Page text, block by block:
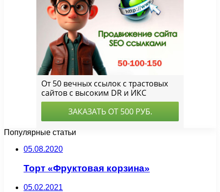
Популярные статьи
05.08.2020
Торт «Фруктовая корзина»
05.02.2021